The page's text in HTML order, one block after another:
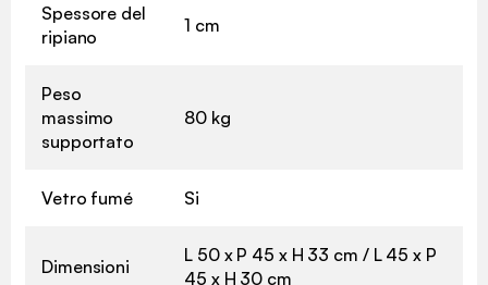
Spessore del
ripiano
1 cm
Peso
massimo
supportato
80 kg
Vetro fumé Si
Dimensioni
L 50 x P 45 x H 33 cm / L 45 x P
45 x H 30 cm